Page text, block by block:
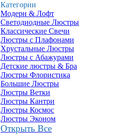
Категории
Модерн & Лофт
Светодиодные Люстры
Классические Свечи
Люстры с Плафонами
Хрустальные Люстры
Люстры с Абажурами
Детские люстры & Бра
Люстры Флористика
Большие Люстры
Люстры Ветки
Люстры Кантри
Люстры Космос
Люстры Эконом
Открыть Все